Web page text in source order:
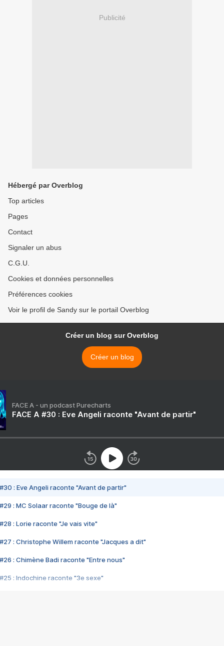
Publicité
Hébergé par Overblog
Top articles
Pages
Contact
Signaler un abus
C.G.U.
Cookies et données personnelles
Préférences cookies
Voir le profil de Sandy sur le portail Overblog
Créer un blog sur Overblog
Créer un blog
FACE A - un podcast Purecharts
FACE A #30 : Eve Angeli raconte "Avant de partir"
#30 : Eve Angeli raconte "Avant de partir"
#29 : MC Solaar raconte "Bouge de là"
#28 : Lorie raconte "Je vais vite"
#27 : Christophe Willem raconte "Jacques a dit"
#26 : Chimène Badi raconte "Entre nous"
#25 : Indochine raconte "3e sexe"